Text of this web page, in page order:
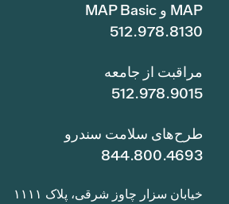
MAP و MAP Basic
512.978.8130
مراقبت از جامعه
512.978.9015
طرح‌های سلامت سندرو
844.800.4693
خیابان سزار چاوز شرقی، پلاک ۱۱۱۱